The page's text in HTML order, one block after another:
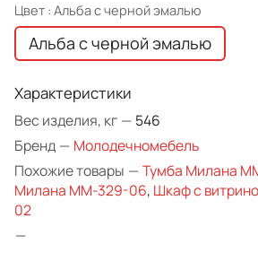
Цвет : Альба с черной эмалью
Альба с черной эмалью
Характеристики
Вес изделия, кг — 546
Бренд — Молодечномебель
Похожие товары —Тумба Милана
Милана ММ-329-06, Шкаф с
02
—